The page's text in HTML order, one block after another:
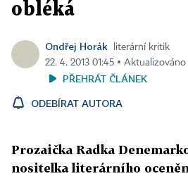
obléká
Ondřej Horák
literární kritik
22. 4. 2013 01:45 ▪
PŘEHRÁT ČLÁNEK
ODEBÍRAT AUTORA
Prozaička Radka
nositelka literárního